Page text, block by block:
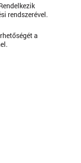
rendszerével.
a